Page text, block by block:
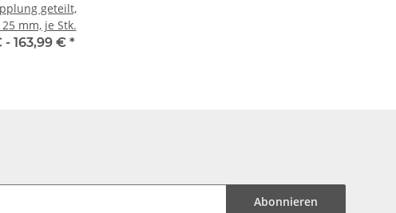
geteilt,
Edelstahl 25 mm, je Stk.
- 163,99 € *
Abonnieren